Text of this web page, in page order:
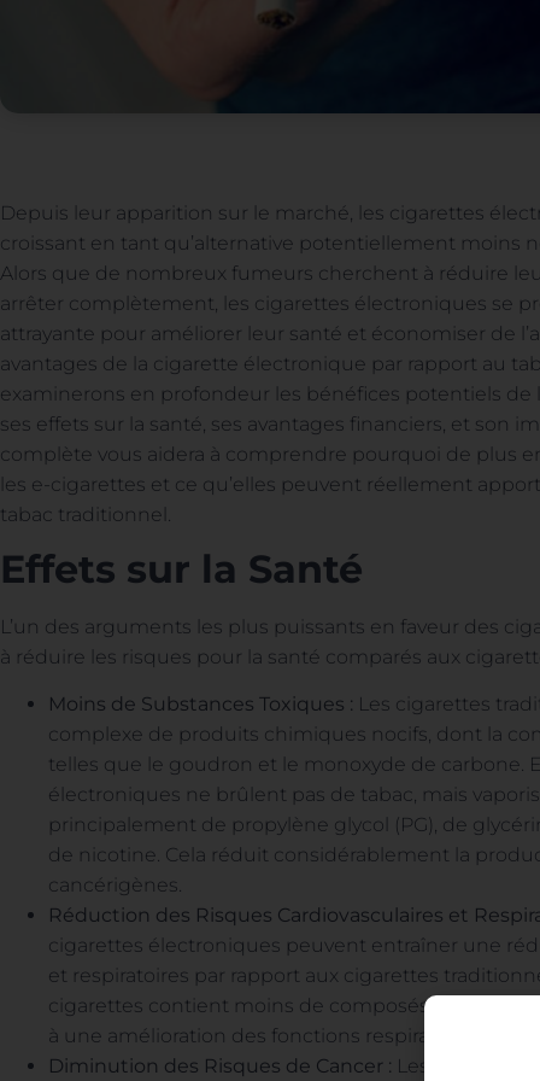
Depuis leur apparition sur le marché, les cigarettes
croissant en tant qu’alternative potentiellement moins
Alors que de nombreux fumeurs cherchent à réduire
arrêter complètement, les cigarettes électroniques se
attrayante pour améliorer leur santé et économiser de
avantages de la cigarette électronique par rapport au
examinerons en profondeur les bénéfices potentiels de
ses effets sur la santé, ses avantages financiers, et son
complète vous aidera à comprendre pourquoi de plus
les e-cigarettes et ce qu’elles peuvent réellement
tabac traditionnel.
Effets sur la Santé
L’un des arguments les plus puissants en faveur des
à réduire les risques pour la santé comparés aux
Moins de Substances Toxiques : Les cigarettes
complexe de produits chimiques nocifs, dont la
telles que le goudron et le monoxyde de carbone.
électroniques ne brûlent pas de tabac, mais
principalement de propylène glycol (PG), de
de nicotine. Cela réduit considérablement la
cancérigènes.
Réduction des Risques Cardiovasculaires et
cigarettes électroniques peuvent entraîner une
et respiratoires par rapport aux cigarettes
cigarettes contient moins de composés irritants
à une amélioration des fonctions respiratoires chez
Diminution des Risques de Cancer : Les cigarettes